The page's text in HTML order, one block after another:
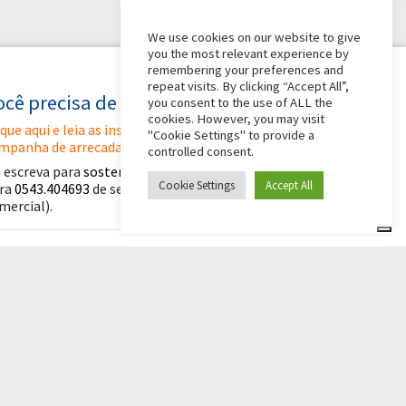
precisa de alguma ajuda?
aqui e leia as instruções para criar sua
de arrecadação de fundos
escreva parasostenitori@apg23.orgou ligue
0543.404693 de segunda a sexta-feira (horário
We use cookies on our website to give
you the most relevant experience by
remembering your preferences and
repeat visits. By clicking “Accept All”,
you consent to the use of ALL the
cookies. However, you may visit
"Cookie Settings" to provide a
controlled consent.
Cookie Settings Accept All